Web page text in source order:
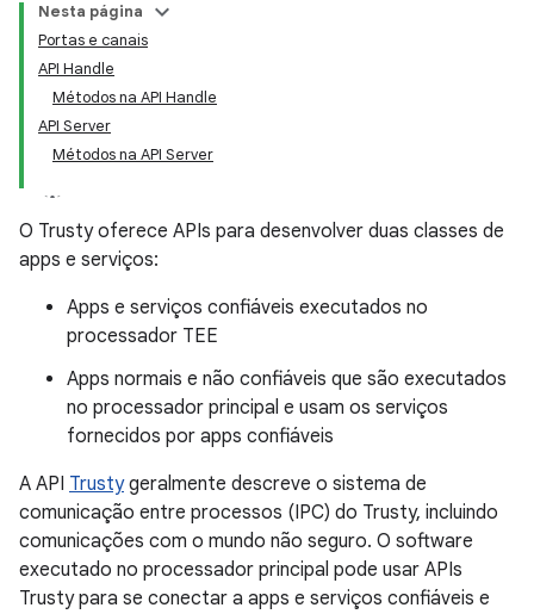
Nesta página
Portas e canais
API Handle
Métodos na API Handle
API Server
Métodos na API Server
O Trusty oferece APIs para desenvolver duas classes de
apps e serviços:
Apps e serviços confiáveis executados no
processador TEE
Apps normais e não confiáveis que são executados
no processador principal e usam os serviços
fornecidos por apps confiáveis
A API Trustygeralmente descreve o sistema de
comunicação entre processos (IPC) do Trusty, incluindo
comunicações com o mundo não seguro. O software
executado no processador principal pode usar APIs
Trusty para se conectar a apps e serviços confiáveis e